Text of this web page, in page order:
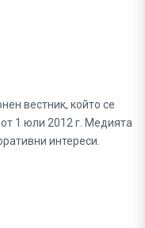
вестник, който се
1 юли 2012 г. Медията
интереси.